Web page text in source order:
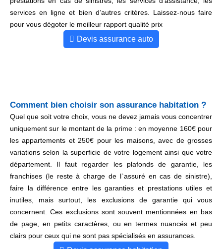
services en ligne et bien d’autres critères. Laissez-nous faire
pour vous dégoter le meilleur rapport qualité prix
Devis assurance auto
Comment bien choisir son assurance habitation ?
Quel que soit votre choix, vous ne devez jamais vous concentrer
uniquement sur le montant de la prime : en moyenne 160€ pour
les appartements et 250€ pour les maisons, avec de grosses
variations selon la superficie de votre logement ainsi que votre
département. Il faut regarder les plafonds de garantie, les
franchises (le reste à charge de l`assuré en cas de sinistre),
faire la différence entre les garanties et prestations utiles et
inutiles, mais surtout, les exclusions de garantie qui vous
concernent. Ces exclusions sont souvent mentionnées en bas
de page, en petits caractères, ou en termes nuancés et peu
clairs pour ceux qui ne sont pas spécialisés en assurances.